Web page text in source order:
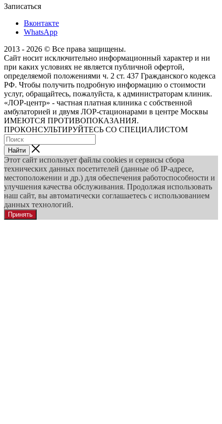
Записаться
Вконтакте
WhatsApp
2013 - 2026 © Все права защищены.
Сайт носит исключительно информационный характер и ни
при каких условиях не является публичной офертой,
определяемой положениями ч. 2 ст. 437 Гражданского кодекса
РФ. Чтобы получить подробную информацию о стоимости
услуг, обращайтесь, пожалуйста, к администраторам клиник.
«ЛОР-центр» - частная платная клиника с собственной
амбулаторией и двумя ЛОР-стационарами в центре Москвы
ИМЕЮТСЯ ПРОТИВОПОКАЗАНИЯ.
ПРОКОНСУЛЬТИРУЙТЕСЬ СО СПЕЦИАЛИСТОМ
Найти
Этот сайт использует файлы cookies и сервисы сбора
технических данных посетителей (данные об IP-адресе,
местоположении и др.) для обеспечения работоспособности и
улучшения качества обслуживания. Продолжая использовать
наш сайт, вы автоматически соглашаетесь с использованием
данных технологий.
Принять